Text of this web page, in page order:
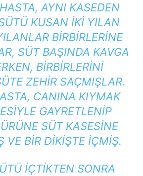
AYNI KASEDEN
KUSAN IKI YILAN
BIRBIRLERINE
SÜT BAŞINDA KAVGA
BIRBIRLERINI
ZEHIR SAÇMIŞLAR.
CANINA KIYMAK
GAYRETLENIP
SÜT KASESINE
VE BIR DIKIŞTE IÇMIŞ.
IÇTIKTEN SONRA